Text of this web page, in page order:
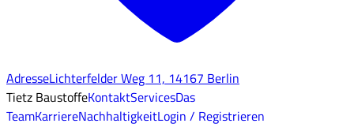
AdresseLichterfelder Weg 11, 14167 Berlin
Tietz BaustoffeKontaktServicesDas
TeamKarriereNachhaltigkeitLogin / Registrieren